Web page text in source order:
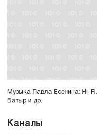
Музыка Павла Есенина: Hi-Fi.
Батыр и др.
Каналы